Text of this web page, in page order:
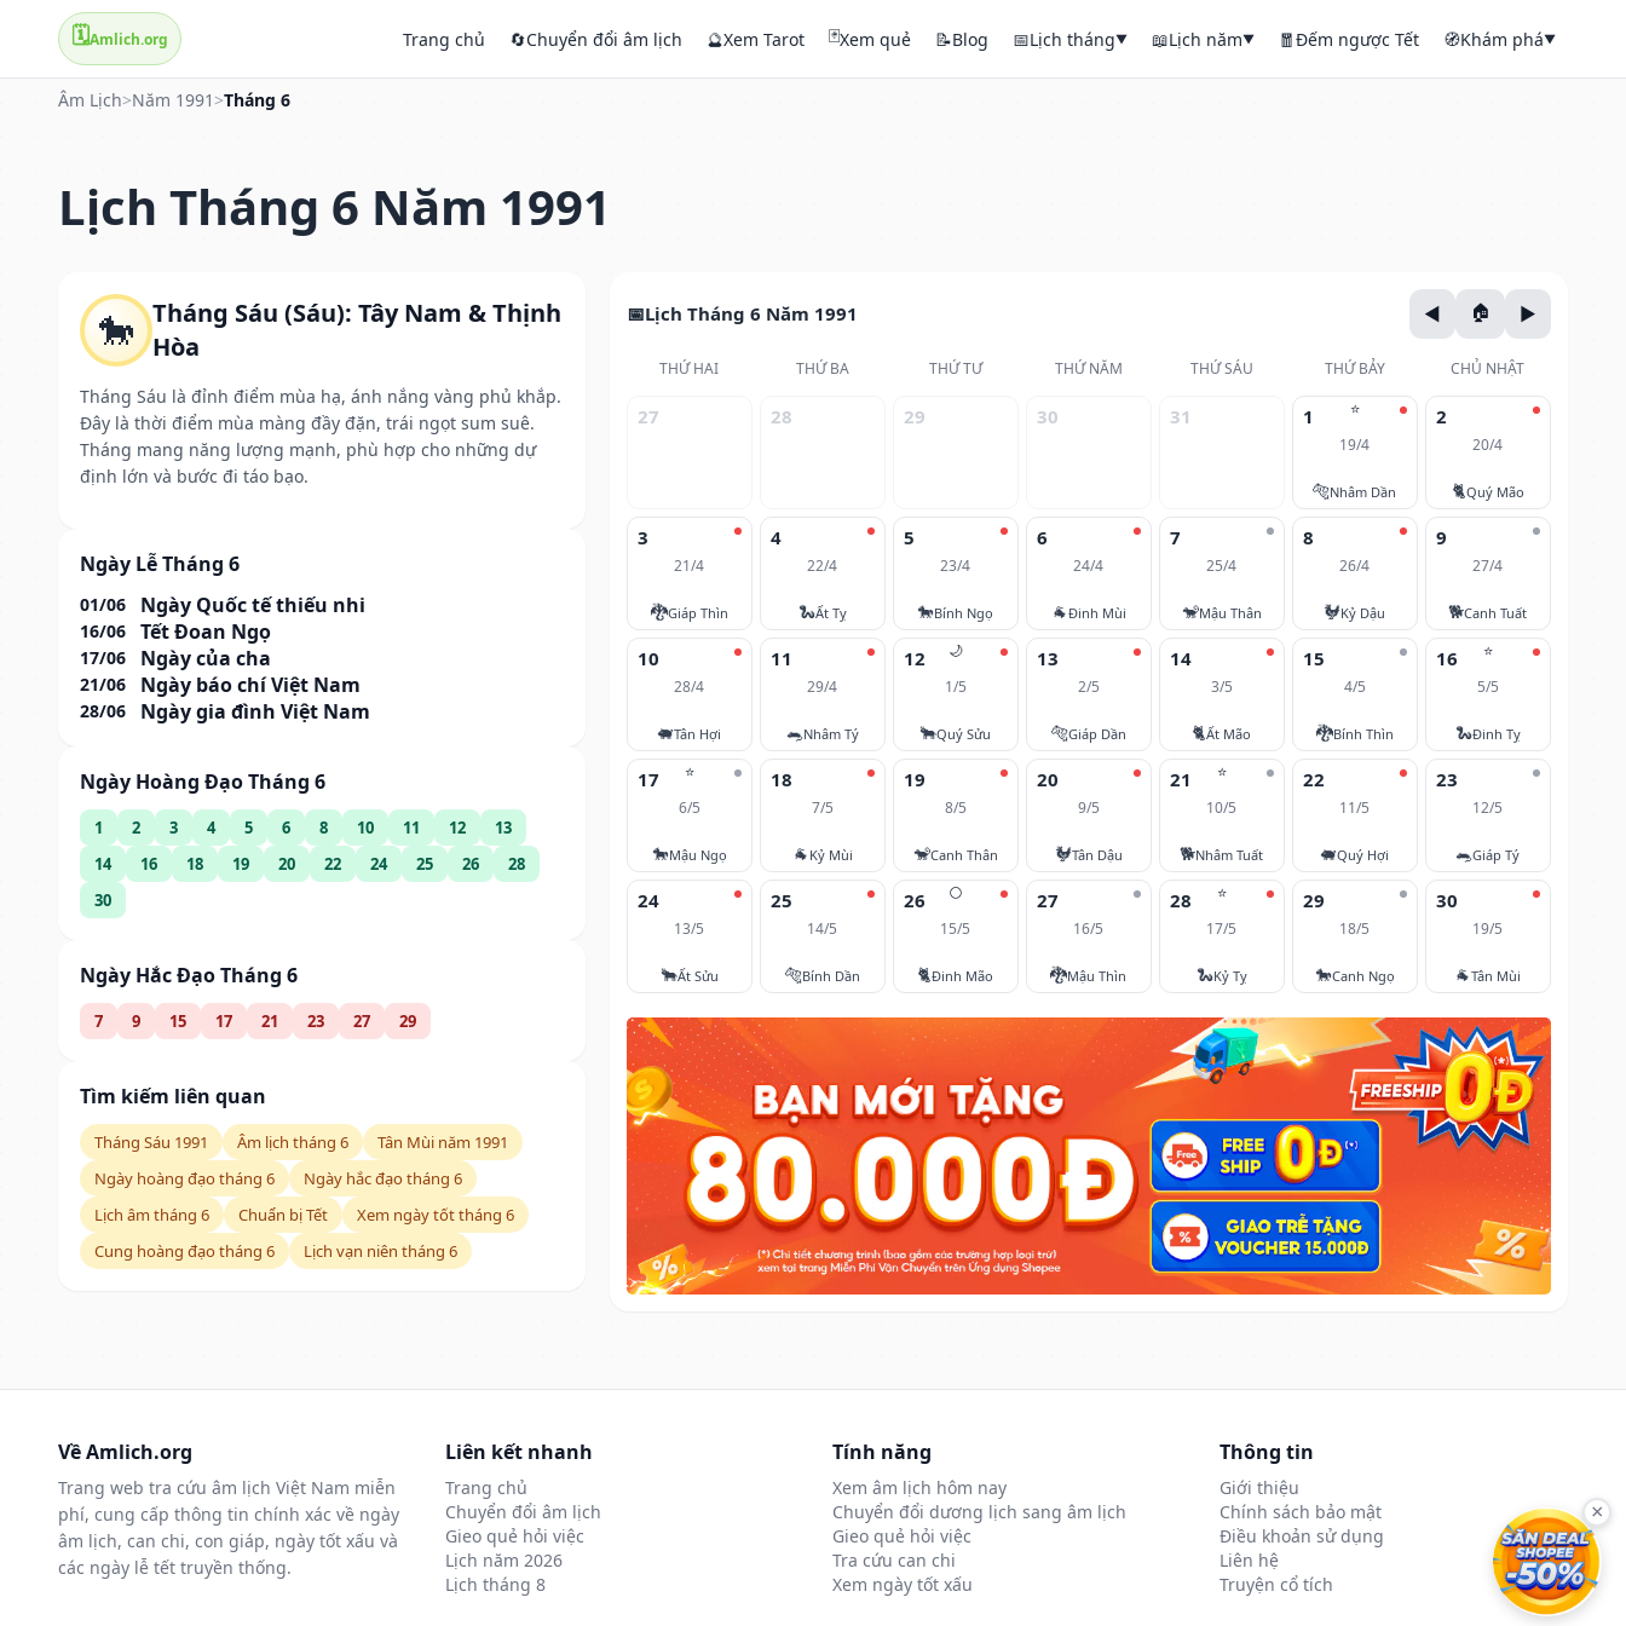
🗓️Amlich.org Trang chủ 🔄Chuyển đổi âm lịch 🔮Xem Tarot 🃏Xem quẻ 📝Blog 📅Lịch tháng▼ 📖Lịch năm▼ 🧧Đếm ngược Tết 🧭Khám phá▼
Âm Lịch>Năm 1991 >Tháng 6
Lịch Tháng 6 Năm 1991
🐎 Tháng Sáu (Sáu): Tây Nam & Thịnh
Hòa
Tháng Sáu là đỉnh điểm mùa hạ, ánh nắng vàng phủ khắp.
Đây là thời điểm mùa màng đầy đặn, trái ngọt sum suê.
Tháng mang năng lượng mạnh, phù hợp cho những dự
định lớn và bước đi táo bạo.
Ngày Lễ Tháng 6
01/06 Ngày Quốc tế thiếu nhi
16/06 Tết Đoan Ngọ
17/06 Ngày của cha
21/06 Ngày báo chí Việt Nam
28/06 Ngày gia đình Việt Nam
Ngày Hoàng Đạo Tháng 6
1 2 3 4 5 6 8 10 11 12
13
14
16 18 19 20 22 24 25 26
28
30
Ngày Hắc Đạo Tháng 6
7 9 15 17 21 23 27 29
Tìm kiếm liên quan
Tháng Sáu 1991 Âm lịch tháng 6
Tân Mùi năm 1991
Ngày hoàng đạo tháng 6
Ngày hắc đạo tháng 6
Lịch âm tháng 6
Chuẩn bị Tết
Xem ngày tốt tháng 6
Cung hoàng đạo tháng 6
Lịch vạn niên tháng 6
Lịch Tháng 6 Năm 1991
THỨ HAI THỨ BA THỨ TƯ THỨ NĂM THỨ SÁU THỨ BẢY CHỦ NHẬT
27 28 29 30 31 ⭐
1
19/4
🐅Nhâm Dần
2
20/4
🐈Quý Mão
3
21/4
🐉Giáp Thìn
4
22/4
🐍Ất Tỵ
5
23/4
🐎Bính Ngọ
6
24/4
🐐Đinh Mùi
7
25/4
🐒Mậu Thân
8
26/4
🐓Kỷ Dậu
9
27/4
🐕Canh Tuất
10
28/4
🐖Tân Hợi
11
29/4
🐀Nhâm Tý
🌙
12
1/5
🐂Quý Sửu
13
2/5
🐅Giáp Dần
14
3/5
🐈Ất Mão
15
4/5
🐉Bính Thìn
⭐
16
5/5
🐍Đinh Tỵ
⭐
17
6/5
🐎Mậu Ngọ
18
7/5
🐐 Kỷ Mùi
19
8/5
🐒Canh Thân
20
9/5
🐓Tân Dậu
⭐
21
10/5
🐕Nhâm Tuất
22
11/5
🐖Quý Hợi
23
12/5
🐀Giáp Tý
24
13/5
🐂Ất Sửu
25
14/5
🐅Bính Dần
🌕
26
15/5
🐈Đinh Mão
27
16/5
🐉Mậu Thìn
⭐
28
17/5
🐍Kỷ Tỵ
29
18/5
🐎Canh Ngọ
30
19/5
🐐Tân Mùi
Về Amlich.org
Trang web tra cứu âm lịch Việt Nam miễn
phí, cung cấp thông tin chính xác về ngày
âm lịch, can chi, con giáp, ngày tốt xấu và
các ngày lễ tết truyền thống.
Liên kết nhanh
Trang chủ
Chuyển đổi âm lịch
Gieo quẻ hỏi việc
Lịch năm 2026
Lịch tháng 8
Tính năng
Xem âm lịch hôm nay
Chuyển đổi dương lịch sang âm lịch
Gieo quẻ hỏi việc
Tra cứu can chi
Xem ngày tốt xấu
Thông tin
Giới thiệu
Chính sách bảo mật
Điều khoản sử dụng
Liên hệ
Truyện cổ tích
×